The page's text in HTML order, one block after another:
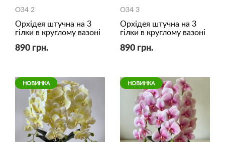
O34 2
Орхідея штучна на 3
гілки в круглому вазоні
890 грн.
O34 3
Орхідея штучна на 3
гілки в круглому вазоні
890 грн.
НОВИНКА НОВИНКА